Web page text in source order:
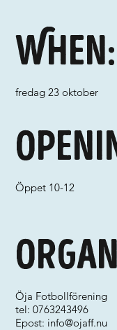
When:
fredag 23 oktober
Öja Fotbollförening
tel: 0763243496
Epost: info@ojaff.nu
Öppet 10-12